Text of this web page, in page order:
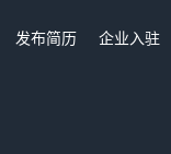
发布简历 企业入驻